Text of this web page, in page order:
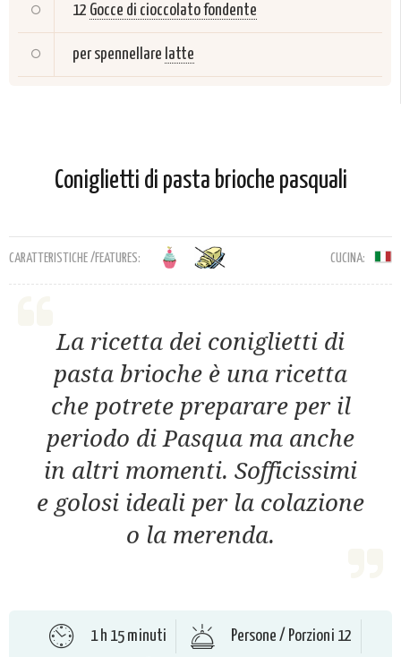
12 Gocce di cioccolato fondente
per spennellare latte
Coniglietti di pasta brioche pasquali
CARATTERISTICHE /FEATURES: CUCINA:
La ricetta dei coniglietti di
pasta brioche è una ricetta
che potrete preparare per il
periodo di Pasqua ma anche
in altri momenti. Sofficissimi
e golosi ideali per la colazione
o la merenda.
1 h 15 minuti
Persone / Porzioni 12